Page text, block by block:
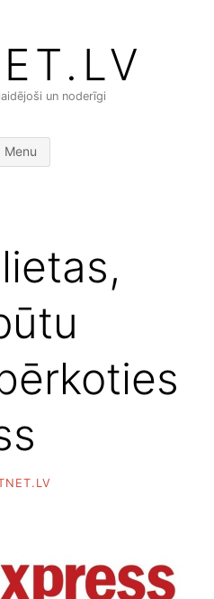
un noderīgi
Menu